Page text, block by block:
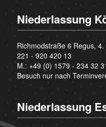
Niederlassung
Richmodstraße 6 Regus,
221 - 920 420 13
M.: +49 (0) 1579 - 234 32
Besuch nur nach
Niederlassung